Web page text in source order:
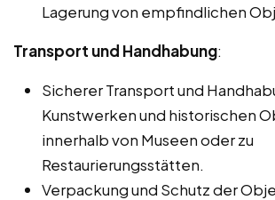
Lagerung von empfindlichen
Transport und Handhabung:
Sicherer Transport und
Kunstwerken und historischen
innerhalb von Museen oder zu
Restaurierungsstätten.
Verpackung und Schutz der